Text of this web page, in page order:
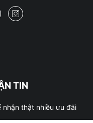
TIN
thật nhiều ưu đãi